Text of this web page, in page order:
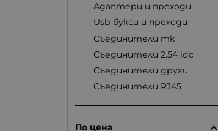
Адаптери и преходи
Usb букси и преходи
Съединители mk
Съединители 2.54 idc
Съединители други
Съединители RJ45
По цена